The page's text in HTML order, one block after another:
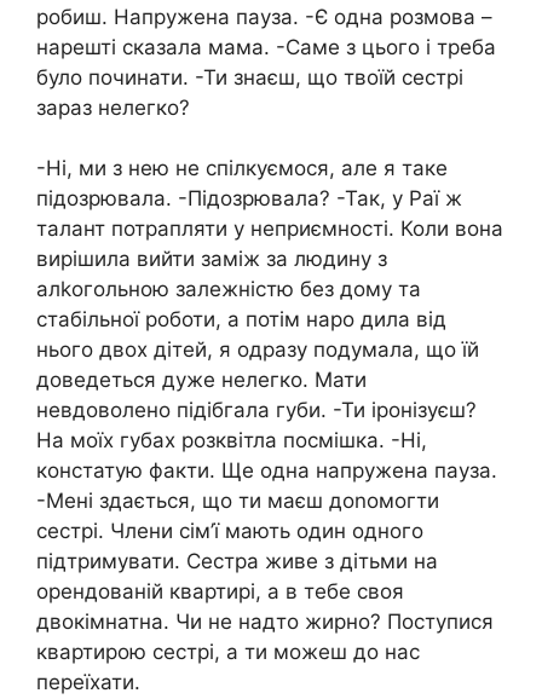
робиш. Напружена пауза. -Є одна розмова –
нарешті сказала мама. -Саме з цього і треба
було починати. -Ти знаєш, що твоїй сестрі
зараз нелегко?
-Ні, ми з нею не спілкуємося, але я таке
підозрювала. -Підозрювала? -Так, у Раї ж
талант потрапляти у неприємності. Коли вона
вирішила вийти заміж за людину з
алkогольною залежністю без дому та
стабільної роботи, а потім наро дила від
нього двох дітей, я одразу подумала, що їй
доведеться дуже нелегко. Мати
невдоволено підібгала губи. -Ти іронізуєш?
На моїх губах розквітла посмішка. -Ні,
констатую факти. Ще одна напружена пауза.
-Мені здається, що ти маєш доnомогти
сестрі. Члени сім’ї мають один одного
підтримувати. Сестра живе з дітьми на
орендованій квартирі, а в тебе своя
двокімнатна. Чи не надто жирно? Поступися
квартирою сестрі, а ти можеш до нас
переїхати.